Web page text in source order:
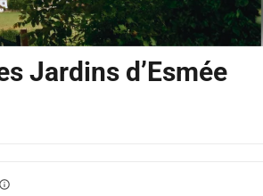
Jardins d’Esmée
info